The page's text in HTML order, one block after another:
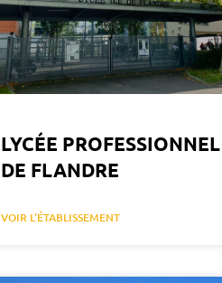
LYCÉE
DE FLANDRE
VOIR L'ÉTABLISSEMENT